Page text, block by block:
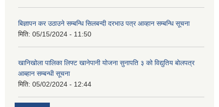
बिज्ञापन कर उठाउने सम्बन्धि सिलबन्दी दरभाउ पत्र आव्हान सम्बन्धि सूचना
मिति: 05/15/2024 - 11:50
खानिखोला पालिका लिफ्ट खानेपानी योजना सुनापति ३ को विद्युतिय बोलपत्र
आब्हान सम्बन्धी सूचना
मिति: 05/02/2024 - 12:44